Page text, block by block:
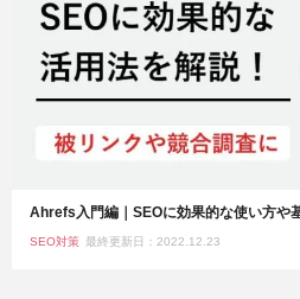
Ahrefs入門編｜SEOに効果的な使い方や
SEO対策 最終更新日：2022.12.23